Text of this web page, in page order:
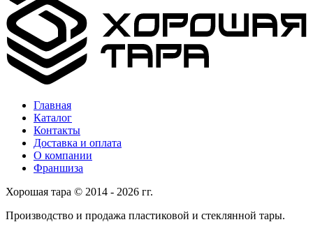
Главная
Каталог
Контакты
Доставка и оплата
О компании
Франшиза
Хорошая тара © 2014 - 2026 гг.
Производство и продажа пластиковой и стеклянной тары.